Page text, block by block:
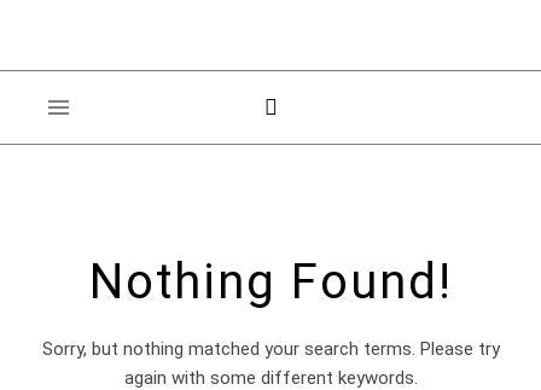
Nothing Found!
Sorry, but nothing matched your search terms. Please try
again with some different keywords.